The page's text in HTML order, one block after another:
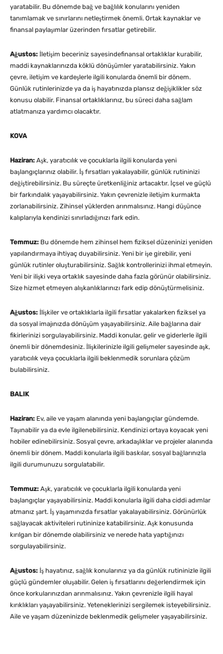
yaratabilir. Bu dönemde bağ ve bağlılık konularını yeniden
tanımlamak ve sınırlarını netleştirmek önemli. Ortak kaynaklar ve
finansal paylaşımlar üzerinden fırsatlar getirebilir.
Ağustos: İletişim beceriniz sayesindefinansal ortaklıklar kurabilir,
maddi kaynaklarınızda köklü dönüşümler yaratabilirsiniz. Yakın
çevre, iletişim ve kardeşlerle ilgili konularda önemli bir dönem.
Günlük rutinlerinizde ya da iş hayatınızda plansız değişiklikler söz
konusu olabilir. Finansal ortaklıklarınız, bu süreci daha sağlam
atlatmanıza yardımcı olacaktır.
KOVA
Haziran: Aşk, yaratıcılık ve çocuklarla ilgili konularda yeni
başlangıçlarınız olabilir. İş fırsatları yakalayabilir, günlük rutininizi
değiştirebilirsiniz. Bu süreçte üretkenliğiniz artacaktır. İçsel ve güçlü
bir farkındalık yaşayabilirsiniz. Yakın çevrenizle iletişim kurmakta
zorlanabilirsiniz. Zihinsel yüklerden arınmalısınız. Hangi düşünce
kalıplarıyla kendinizi sınırladığınızı fark edin.
Temmuz: Bu dönemde hem zihinsel hem fiziksel düzeninizi yeniden
yapılandırmaya ihtiyaç duyabilirsiniz. Yeni bir işe girebilir, yeni
günlük rutinler oluşturabilirsiniz. Sağlık kontrollerinizi ihmal etmeyin.
Yeni bir ilişki veya ortaklık sayesinde daha fazla görünür olabilirsiniz.
Size hizmet etmeyen alışkanlıklarınızı fark edip dönüştürmelisiniz.
Ağustos: İlişkiler ve ortaklıklarla ilgili fırsatlar yakalarken fiziksel ya
da sosyal imajınızda dönüşüm yaşayabilirsiniz. Aile bağlarına dair
fikirlerinizi sorgulayabilirsiniz. Maddi konular, gelir ve giderlerle ilgili
önemli bir dönemdesiniz. İlişkilerinizle ilgili gelişmeler sayesinde aşk,
yaratıcılık veya çocuklarla ilgili beklenmedik sorunlara çözüm
bulabilirsiniz.
BALIK
Haziran: Ev, aile ve yaşam alanında yeni başlangıçlar gündemde.
Taşınabilir ya da evle ilgilenebilirsiniz. Kendinizi ortaya koyacak yeni
hobiler edinebilirsiniz. Sosyal çevre, arkadaşlıklar ve projeler alanında
önemli bir dönem. Maddi konularla ilgili baskılar, sosyal bağlarınızla
ilgili durumunuzu sorgulatabilir.
Temmuz: Aşk, yaratıcılık ve çocuklarla ilgili konularda yeni
başlangıçlar yaşayabilirsiniz. Maddi konularla ilgili daha ciddi adımlar
atmanız şart. İş yaşamınızda fırsatlar yakalayabilirsiniz. Görünürlük
sağlayacak aktiviteleri rutininize katabilirsiniz. Aşk konusunda
kırılgan bir dönemde olabilirsiniz ve nerede hata yaptığınızı
sorgulayabilirsiniz.
Ağustos: İş hayatınız, sağlık konularınız ya da günlük rutininizle ilgili
güçlü gündemler oluşabilir. Gelen iş fırsatlarını değerlendirmek için
önce korkularınızdan arınmalısınız. Yakın çevrenizle ilgili hayal
kırıklıkları yaşayabilirsiniz. Yeteneklerinizi sergilemek isteyebilirsiniz.
Aile ve yaşam düzeninizde beklenmedik gelişmeler yaşayabilirsiniz.